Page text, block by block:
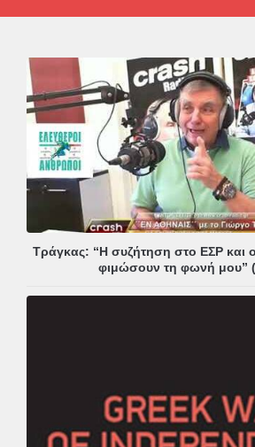
Τράγκας: “Η συζήτηση στο ΕΣΡ και
φιμώσουν τη φωνή μου”